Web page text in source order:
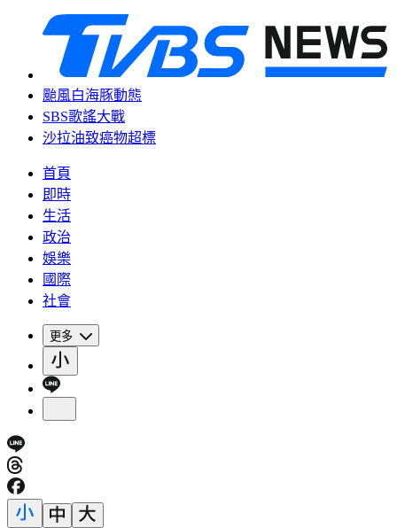
颱風白海豚動態
SBS歌謠大戰
沙拉油致癌物超標
首頁
即時
生活
政治
娛樂
國際
社會
更多